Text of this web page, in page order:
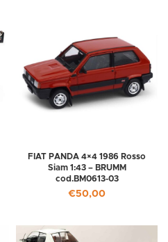
FIAT PANDA 4×4 1986 Rosso
Siam 1:43 – BRUMM
cod.BM0613-03
€50,00